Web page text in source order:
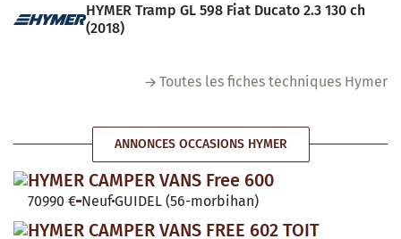
HYMER Tramp GL 598 Fiat Ducato 2.3 130 ch
(2018)
Toutes les fiches techniques Hymer
ANNONCES OCCASIONS HYMER
HYMER CAMPER VANS Free 600
70990 € Neuf GUIDEL (56-morbihan)
HYMER CAMPER VANS FREE 602 TOIT